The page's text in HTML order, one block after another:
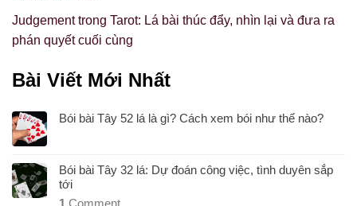
Judgement trong Tarot: Lá bài thúc đẩy, nhìn lại và đưa ra
phán quyết cuối cùng
Bài Viết Mới Nhất
Bói bài Tây 52 lá là gì? Cách xem bói như thế nào?
Bói bài Tây 32 lá: Dự đoán công việc, tình duyên sắp
tới
1 Comment